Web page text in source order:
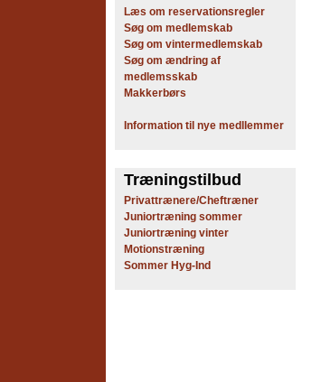
Læs om reservationsregler
Søg om medlemskab
Søg om vintermedlemskab
Søg om ændring af
medlemsskab
Makkerbørs
Information til nye medllemmer
Træningstilbud
Privattrænere/Cheftræner
Juniortræning sommer
Juniortræning vinter
Motionstræning
Sommer Hyg-Ind